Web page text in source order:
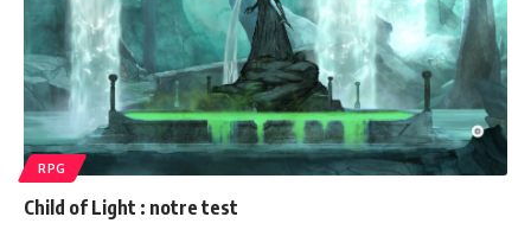
RPG
Child of Light : notre test